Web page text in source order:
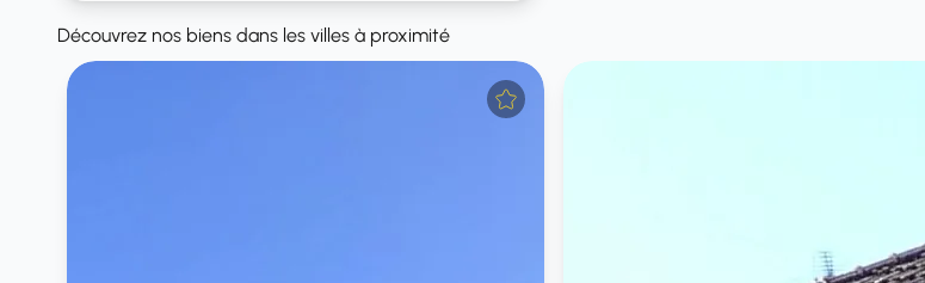
Découvrez nos biens dans les villes à proximité